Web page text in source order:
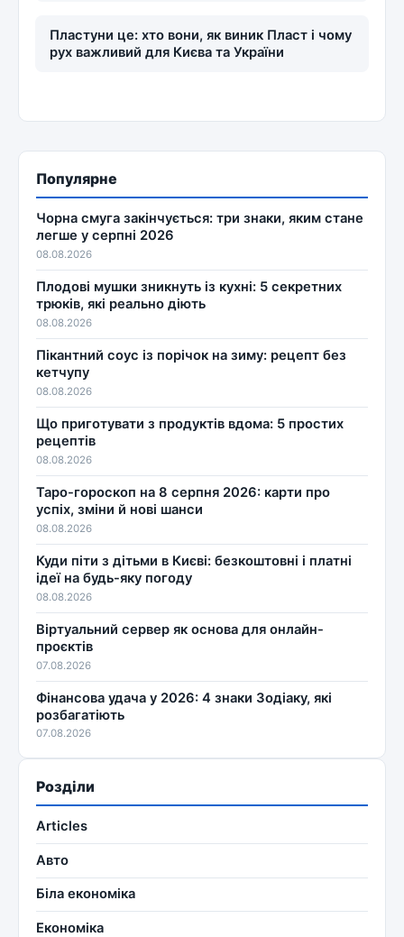
Пластуни це: хто вони, як виник Пласт і чому
рух важливий для Києва та України
Популярне
Чорна смуга закінчується: три знаки, яким стане
легше у серпні 2026
08.08.2026
Плодові мушки зникнуть із кухні: 5 секретних
трюків, які реально діють
08.08.2026
Пікантний соус із порічок на зиму: рецепт без
кетчупу
08.08.2026
Що приготувати з продуктів вдома: 5 простих
рецептів
08.08.2026
Таро-гороскоп на 8 серпня 2026: карти про
успіх, зміни й нові шанси
08.08.2026
Куди піти з дітьми в Києві: безкоштовні і платні
ідеї на будь-яку погоду
08.08.2026
Віртуальний сервер як основа для онлайн-
проєктів
07.08.2026
Фінансова удача у 2026: 4 знаки Зодіаку, які
розбагатіють
07.08.2026
Розділи
Articles
Авто
Біла економіка
Економіка